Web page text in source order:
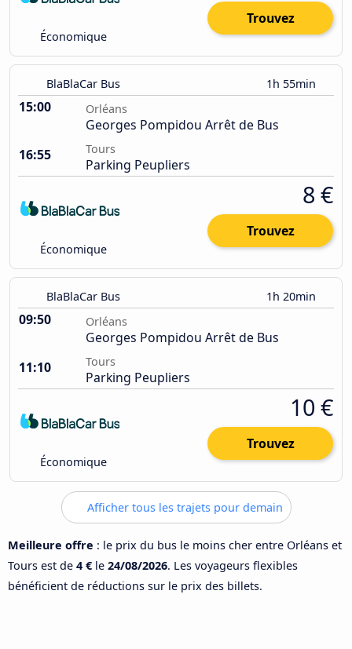
Économique
Trouvez
BlaBlaCar Bus 1h 55min
15:00 Orléans
Georges Pompidou Arrêt de Bus
16:55
Tours
Parking Peupliers
Économique
8 €
Trouvez
BlaBlaCar Bus 1h 20min
09:50 Orléans
Georges Pompidou Arrêt de Bus
11:10
Tours
Parking Peupliers
Économique
10 €
Trouvez
Afficher tous les trajets pour demain
Meilleure offre : le prix du bus le moins cher entre Orléans et
Tours est de 4 € le 24/08/2026. Les voyageurs flexibles
bénéficient de réductions sur le prix des billets.